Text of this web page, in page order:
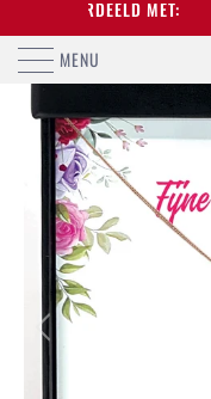
BEOORDEELD MET:
MENU